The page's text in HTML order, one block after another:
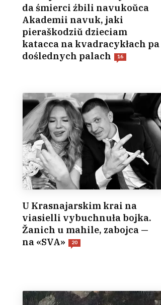
da śmierci źbili navukoŭca
Akademii navuk, jaki
pieraškodziŭ dzieciam
katacca na kvadracykłach pa
doślednych palach
16
U Krasnajarskim krai na
viasielli vybuchnuła bojka.
Žanich u mahile, zabojca —
na «SVA»
20